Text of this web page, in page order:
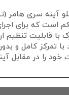
آینه سری هامر
است که برای
با قابلیت تنظیم
تمرکز کامل و
خود را در مقابل